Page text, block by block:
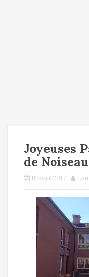
Joyeuses
de Noiseau
15 avril 2017